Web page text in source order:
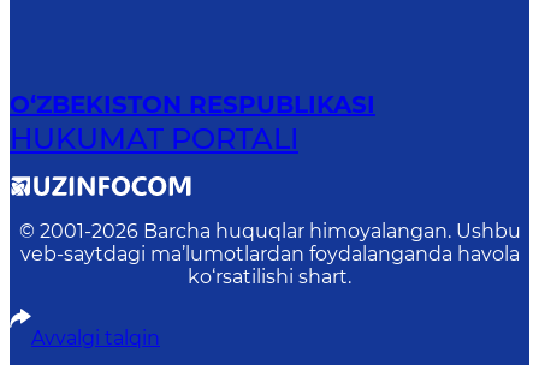
O‘ZBEKISTON RESPUBLIKASI
HUKUMAT PORTALI
© 2001-2026 Barcha huquqlar himoyalangan. Ushbu
veb-saytdagi ma’lumotlardan foydalanganda havola
ko‘rsatilishi shart.
Avvalgi talqin